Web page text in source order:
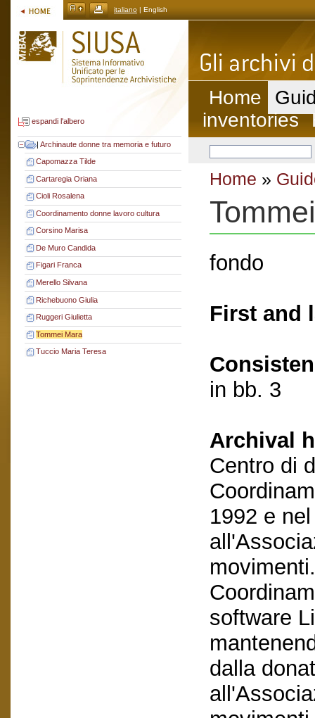
italiano | English
espandi l'albero
| Archinaute donne tra memoria e futuro
Capomazza Tilde
Cartaregia Oriana
Cioli Rosalena
Coordinamento donne lavoro cultura
Corsino Marisa
De Muro Candida
Figari Franca
Merello Silvana
Richebuono Giulia
Ruggeri Giulietta
Tommei Mara
Tuccio Maria Teresa
Home
inventories
Home »
fondo
First and
in bb. 3
Archival
Centro di
1992 e
software
dalla